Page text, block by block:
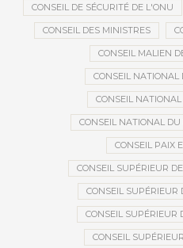
CONSEIL DE SÉCURITÉ DE L'ONU
CONSEIL DES MINISTRES
CONSEIL MALIEN
CONSEIL NATIONAL
CONSEIL
CONSEIL NATIONAL
CONSEIL PAIX
CONSEIL SUPÉRIEUR
CONSEIL SUPÉRIEUR
CONSEIL SUPÉRIEUR
CONSEIL